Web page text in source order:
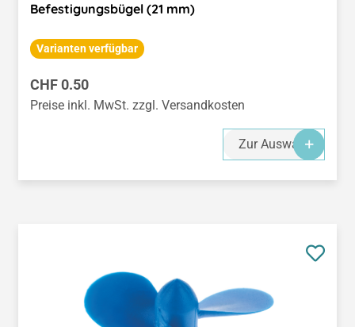
Befestigungsbügel (21 mm)
Varianten verfügbar
Regulärer Preis:
CHF 0.50
Preise inkl. MwSt. zzgl. Versandkosten
Zur Auswahl